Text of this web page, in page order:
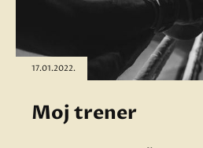
17.01.2022.
Moj trener